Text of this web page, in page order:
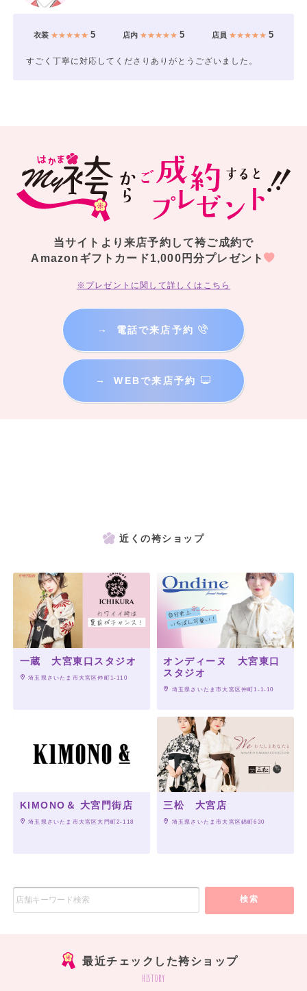
衣装★★★★★ 5 店内★★★★★ 5 店員 ★★★★★5
すごく丁寧に対応してくださりありがとうございました。
当サイトより来店予約して袴ご成約で
Amazonギフトカード1,000円分プレゼント
※プレゼントに関して詳しくはこちら
→ 電話で来店予約
→ WEBで来店予約
近くの袴ショップ
一蔵 大宮東口スタジオ
埼玉県さいたま市大宮区仲町1-110
オンディーヌ 大宮東口
スタジオ
埼玉県さいたま市大宮区仲町1-1-10
KIMONO＆ 大宮門街店
埼玉県さいたま市大宮区大門町2-118
三松 大宮店
埼玉県さいたま市大宮区錦町630
検索
最近チェックした袴ショップ
history